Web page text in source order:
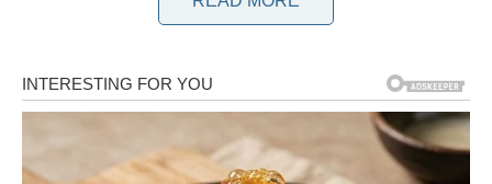
peći kore. Ipak, nakon kušanja kolača na kraju, doživite
POTREBNI SU SLEDEĆI SASTOJCI:
Za recept su potrebni sljedeći sastojci: 1 litra mlijeka, 20